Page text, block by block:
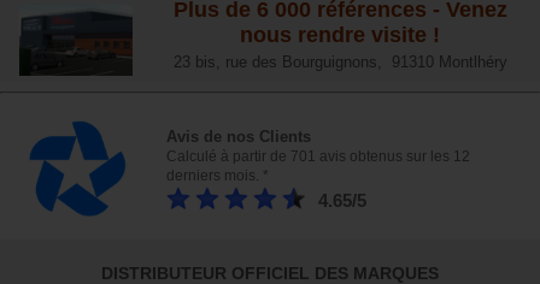
Plus de 6 000 références - Venez
nous rendre visite !
23 bis, rue des Bourguignons, 91310 Montlhéry
Avis de nos Clients
Calculé à partir de 701 avis obtenus sur les 12
derniers mois. *
4.65/5
DISTRIBUTEUR OFFICIEL DES MARQUES